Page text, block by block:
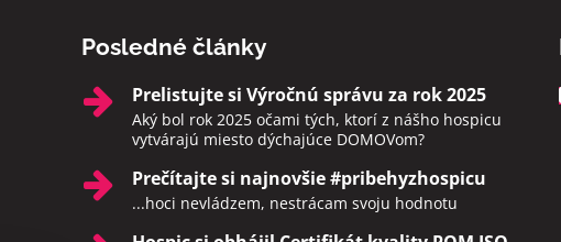
Posledné články
Prelistujte si Výročnú správu za rok 2025
Aký bol rok 2025 očami tých, ktorí z nášho hospicu
vytvárajú miesto dýchajúce DOMOVom?
Prečítajte si najnovšie #pribehyzhospicu
...hoci nevládzem, nestrácam svoju hodnotu